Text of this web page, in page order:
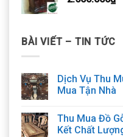
BÀI VIẾT – TIN TỨC
Dịch Vụ Thu
Mua Tận Nhà
Thu Mua Đồ
Kết Chất